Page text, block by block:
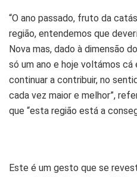
“O ano passado, fruto da
região, entendemos que
Nova mas, dado à dimensão
só um ano e hoje voltámos
continuar a contribuir, no
cada vez maior e melhor”,
que “esta região está a
Este é um gesto que se